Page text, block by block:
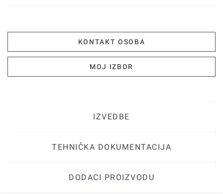
KONTAKT OSOBA
MOJ IZBOR
IZVEDBE
TEHNIČKA DOKUMENTACIJA
DODACI PROIZVODU